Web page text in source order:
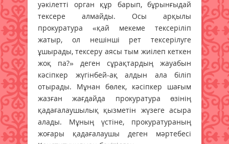
уәкілетті орган құр барып, бұрынғыдай
тексере алмайды. Осы арқылы
прокуратура «қай мекеме тексеріліп
жатыр, ол нешінші рет тексерілуге
ұшырады, тексеру аясы тым жиілеп кеткен
жоқ па?» деген сұрақтардың жауабын
кәсіпкер жүгінбей-ақ алдын ала біліп
отырады. Мұнан бөлек, кәсіпкер шағым
жазған жағдайда прокуратура өзінің
қадағалаушылық қызметін жүзеге асыра
алады. Мұның үстіне, прокуратураның
жоғары қадағалаушы деген мәртебесі